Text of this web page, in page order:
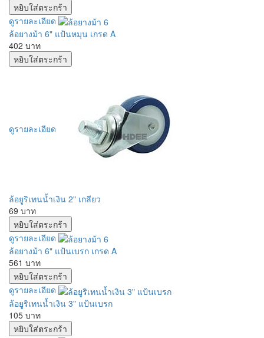
ดูรายละเอียด
ล้อยางม้า 6" แป้นหมุน เกรด A
402 บาท
ดูรายละเอียด
ล้อยูริเทนน้ำเงิน 2" เกลียว
69 บาท
ดูรายละเอียด
ล้อยางม้า 6" แป้นเบรก เกรด A
561 บาท
ดูรายละเอียด
ล้อยูริเทนน้ำเงิน 3" แป้นเบรก
105 บาท